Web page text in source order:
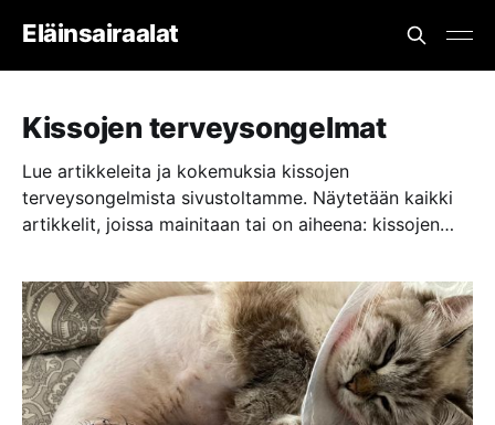
Eläinsairaalat
Kissojen terveysongelmat
Lue artikkeleita ja kokemuksia kissojen
terveysongelmista sivustoltamme. Näytetään kaikki
artikkelit, joissa mainitaan tai on aiheena: kissojen